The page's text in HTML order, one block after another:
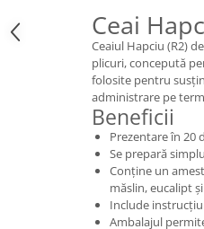
Ceai
Ceaiul Hapciu (R2)
plicuri, concepută
folosite pentru
administrare pe
Beneficii
Prezentare în 20
Se prepară
Conține un
măslin, eucalipt
Include
Ambalajul